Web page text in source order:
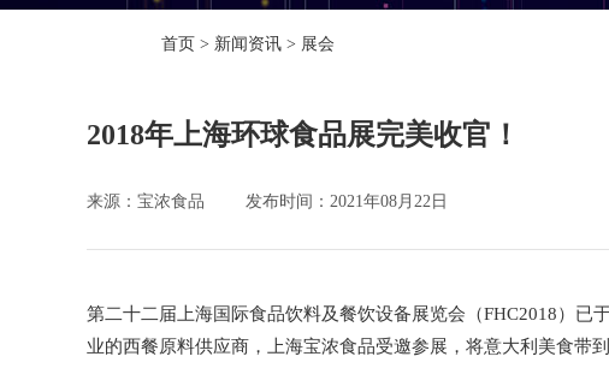
首页 > 新闻资讯 > 展会
2018年上海环球食品展完美收官！
来源：宝浓食品 发布时间：2021年08月22日
第二十二届上海国际食品饮料及餐饮设备展览会（FHC2018）已
业的西餐原料供应商，上海宝浓食品受邀参展，将意大利美食带到